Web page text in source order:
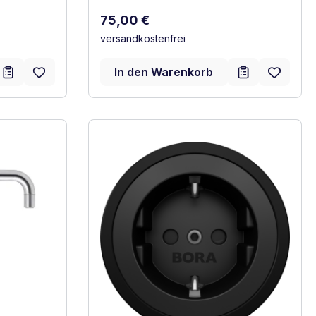
Regulärer Preis:
75,00 €
versandkostenfrei
In den Warenkorb